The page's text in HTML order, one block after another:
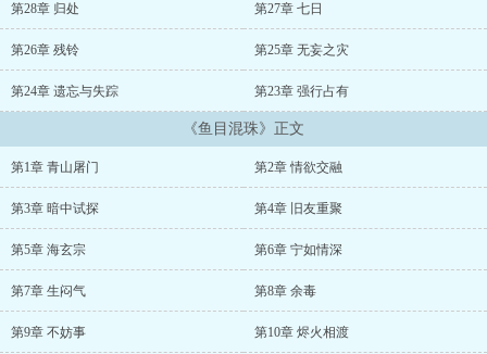
第28章 归处 第27章 七日
第26章 残铃 第25章 无妄之灾
第24章 遗忘与失踪 第23章 强行占有
《鱼目混珠》正文
第1章 青山屠门 第2章 情欲交融
第3章 暗中试探 第4章 旧友重聚
第5章 海玄宗 第6章 宁如情深
第7章 生闷气 第8章 余毒
第9章 不妨事 第10章 烬火相渡